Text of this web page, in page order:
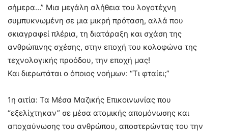
σήμερα…” Μια μεγάλη αλήθεια του λογοτέχνη
συμπυκνωμένη σε μια μικρή πρόταση, αλλά που
σκιαγραφεί πλέρια, τη διατάραξη και σχάση της
ανθρώπινης σχέσης, στην εποχή του κολοφώνα της
τεχνολογικής προόδου, την εποχή μας!
Και διερωτάται ο όποιος νοήμων: “Τι φταίει;”
1η αιτία: Τα Μέσα Μαζικής Επικοινωνίας που
“εξελίχτηκαν” σε μέσα ατομικής απομόνωσης και
αποχαύνωσης του ανθρώπου, αποστερώντας του την